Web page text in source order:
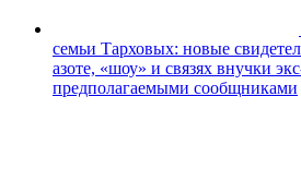
семьи Тарховых: новые
азоте, «шоу» и связях внучки
предполагаемыми сообщниками